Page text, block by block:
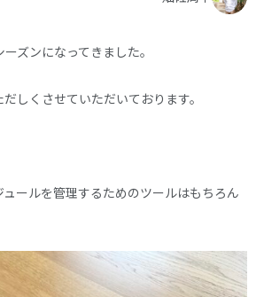
60-1161
資料請求・お問い合わせ
ズンになってきました。
しくさせていただいております。
ールを管理するためのツールはもちろん